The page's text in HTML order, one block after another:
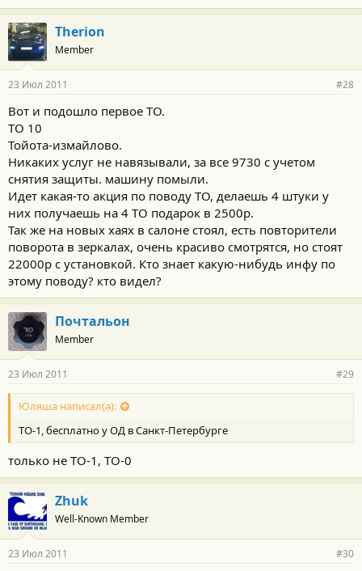
Therion
Member
23 Июл 2011 #28
Вот и подошло первое ТО.
ТО 10
Тойота-измайлово.
Никаких услуг не навязывали, за все 9730 с учетом
снятия защиты. машину помыли.
Идет какая-то акция по поводу ТО, делаешь 4 штуки у
них получаешь на 4 ТО подарок в 2500р.
Так же на новых хаях в салоне стоял, есть повторители
поворота в зеркалах, очень красиво смотрятся, но стоят
22000р с установкой. Кто знает какую-нибудь инфу по
этому поводу? кто видел?
Почтальон
Member
23 Июл 2011 #29
Юляша написал(а):
ТО-1, бесплатно у ОД в Санкт-Петербурге
только не ТО-1, ТО-0
Zhuk
Well-Known Member
23 Июл 2011 #30